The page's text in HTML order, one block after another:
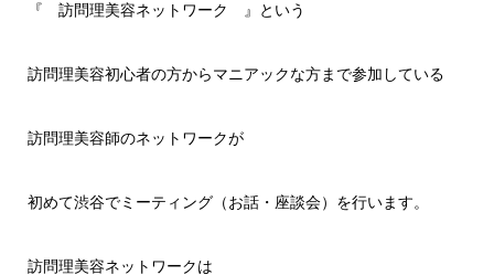
『 訪問理美容ネットワーク 』という
訪問理美容初心者の方からマニアックな方まで参加している
訪問理美容師のネットワークが
初めて渋谷でミーティング（お話・座談会）を行います。
訪問理美容ネットワークは